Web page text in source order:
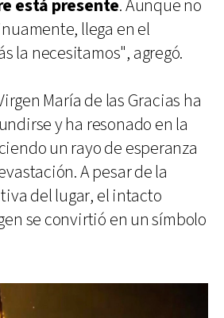
está presente. Aunque no
llega en el
la necesitamos", agregó.
María de las Gracias ha
y ha resonado en la
un rayo de esperanza
A pesar de la
del lugar, el intacto
se convirtió en un símbolo